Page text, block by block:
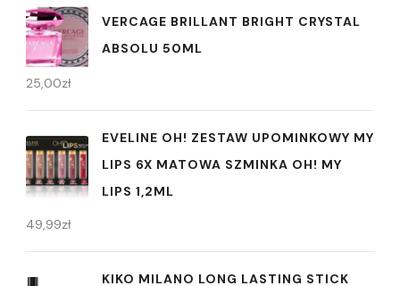
VERCAGE BRILLANT BRIGHT CRYSTAL
ABSOLU 50ML
25,00zł
EVELINE OH! ZESTAW UPOMINKOWY MY
LIPS 6X MATOWA SZMINKA OH! MY
LIPS 1,2ML
49,99zł
KIKO MILANO LONG LASTING STICK